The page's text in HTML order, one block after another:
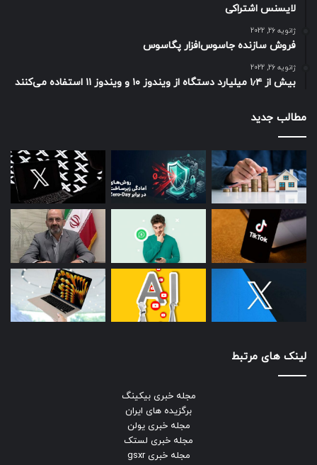
لایسنس اشتراکی
ژانویه 26, 2022
فروش سازنده جاسوس‌افزار پگاسوس
ژانویه 26, 2022
بیش از ۱٫۴ میلیارد دستگاه از ویندوز ۱۰ و ویندوز ۱۱ استفاده می‌کنند
مطالب جدید
لینک های مرتبط
مجله خبری بیکینگ
برگزیده های ایران
مجله خبری یولن
مجله خبری لستک
مجله خبری gsxr